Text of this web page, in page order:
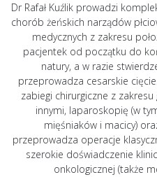
Dr Rafał Kuźlik prowadzi
chorób żeńskich narządów
medycznych z zakresu
pacjentek od początku do
natury, a w razie
przeprowadza cesarskie
zabiegi chirurgiczne z
innymi, laparoskopię (w
mięśniaków i macicy)
przeprowadza operacje
szerokie doświadczenie
onkologicznej (także